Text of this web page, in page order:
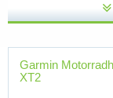
Garmin
XT2